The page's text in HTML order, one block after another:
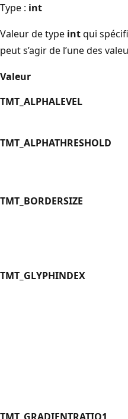
Type : int
Valeur de type intqui
peut s’agir de l’une des
Valeur
TMT_ALPHALEVEL
TMT_ALPHATHRESHOLD
TMT_BORDERSIZE
TMT_GLYPHINDEX
TMT_GRADIENTRATIO1